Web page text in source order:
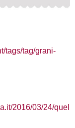
tags/tag/grani-
2016/03/24/quel